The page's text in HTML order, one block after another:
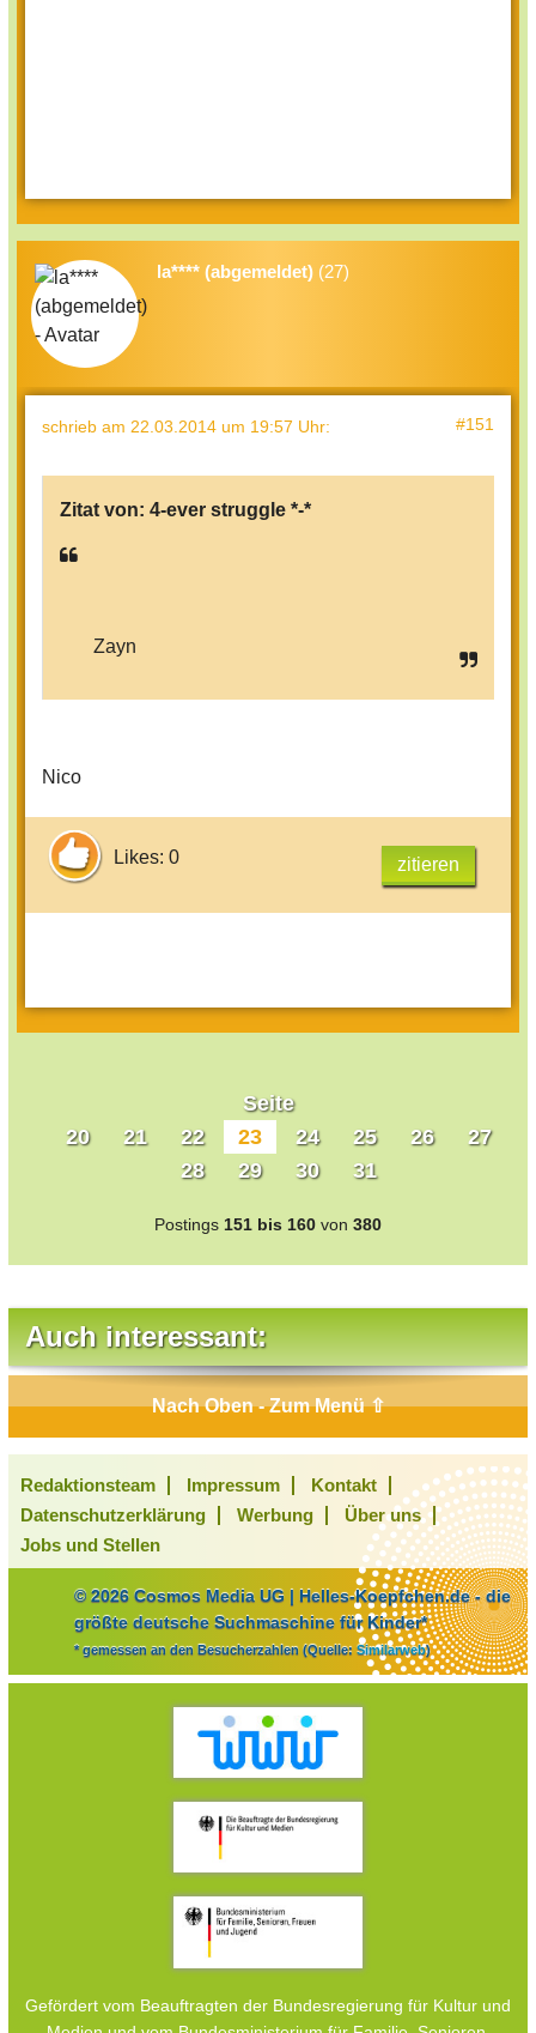
la**** (abgemeldet) (27)
schrieb am 22.03.2014 um 19:57 Uhr: #151
Zitat von: 4-ever struggle *-*
Zayn
Nico
Likes: 0 zitieren
Seite
20
21 22 23 24 25 26
27
28
29 30 31
Postings 151 bis 160 von 380
Auch interessant:
Nach Oben - Zum Menü ⇧
Redaktionsteam Impressum
Kontakt
Datenschutzerklärung
Werbung
Über uns
Jobs und Stellen
© 2026 Cosmos Media UG | Helles-Koepfchen.de - die
größte deutsche Suchmaschine für Kinder*
* gemessen an den Besucherzahlen (Quelle: Similarweb)
Gefördert vom Beauftragten der Bundesregierung für Kultur und